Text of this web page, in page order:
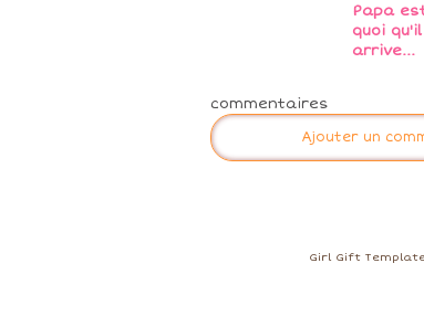
Papa
quoi qu'il
arrive...
commentaires
Ajouter un
Girl Gift